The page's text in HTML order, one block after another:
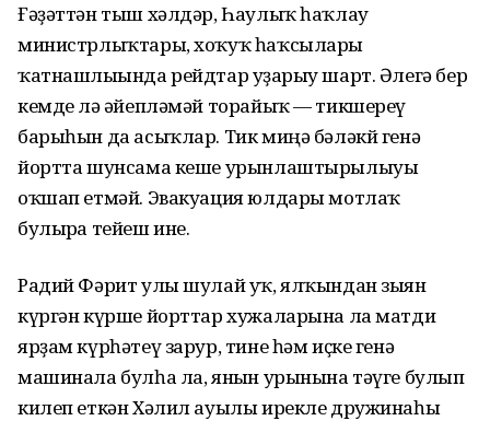
Ғәҙәттән тыш хәлдәр, Һаулыҡ һаҡлау
министрлыҡтары, хоҡуҡ һаҡсылары
ҡатнашлығында рейдтар уҙғарыу шарт. Әлегә бер
кемде лә ғәйепләмәй торайыҡ — тикшереү
барыһын да асыҡлар. Тик миңә бәләкй генә
йортта шунсама кеше урынлаштырылыуы
оҡшап етмәй. Эвакуация юлдары мотлаҡ
булырға тейеш ине.
Радий Фәрит улы шулай уҡ, ялҡындан зыян
күргән күрше йорттар хужаларына ла матди
ярҙам күрһәтеү зарур, тине һәм иҫке генә
машинала булһа ла, янғын урынына тәүге булып
килеп еткән Хәлил ауылы ирекле дружинаһы